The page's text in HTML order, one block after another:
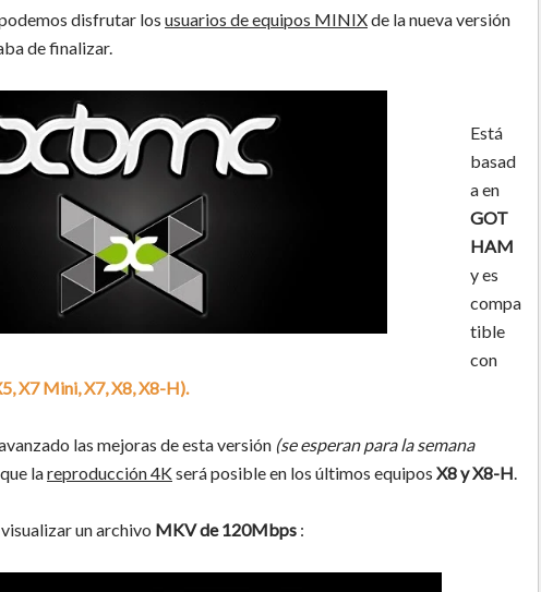
disfrutar los usuarios de equipos MINIXde la nueva versión
de finalizar.
Está
basad
a en
GOT
HAM
y es
compa
tible
con
X7 Mini, X7, X8, X8-H).
las mejoras de esta versión (se esperan para la semana
lareproducción 4Kserá posible en los últimos equipos X8 y X8-H.
un archivo MKVde 120Mbps :